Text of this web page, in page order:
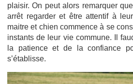
plaisir. On peut alors remarquer
arrêt regarder et être attentif à
maitre et chien commence à se
instants de leur vie commune. Il
la patience et de la confiance
s’établisse.